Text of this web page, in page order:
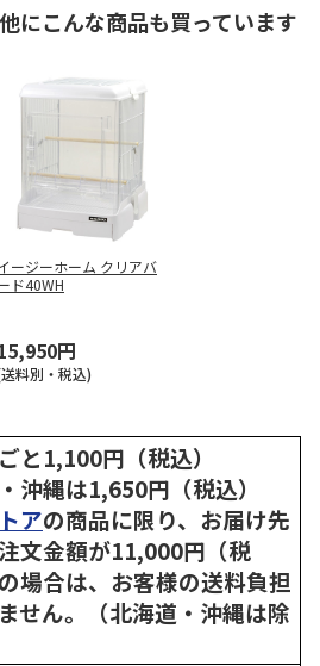
にこんな商品も買っています
ージーホーム クリアバ
ド40WH
円
料別・税込)
と1,100円（税込）
沖縄は1,650円（税込）
アの商品に限り、お届け先
文金額が11,000円（税
場合は、お客様の送料負担
せん。（北海道・沖縄は除